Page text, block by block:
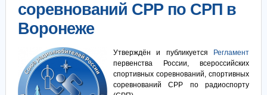
соревнований СРР по СРП в
Воронеже
Утверждён и публикуется
Регламент
первенства России, всероссийских
спортивных соревнований, спортивных
соревнований СРР по радиоспорту